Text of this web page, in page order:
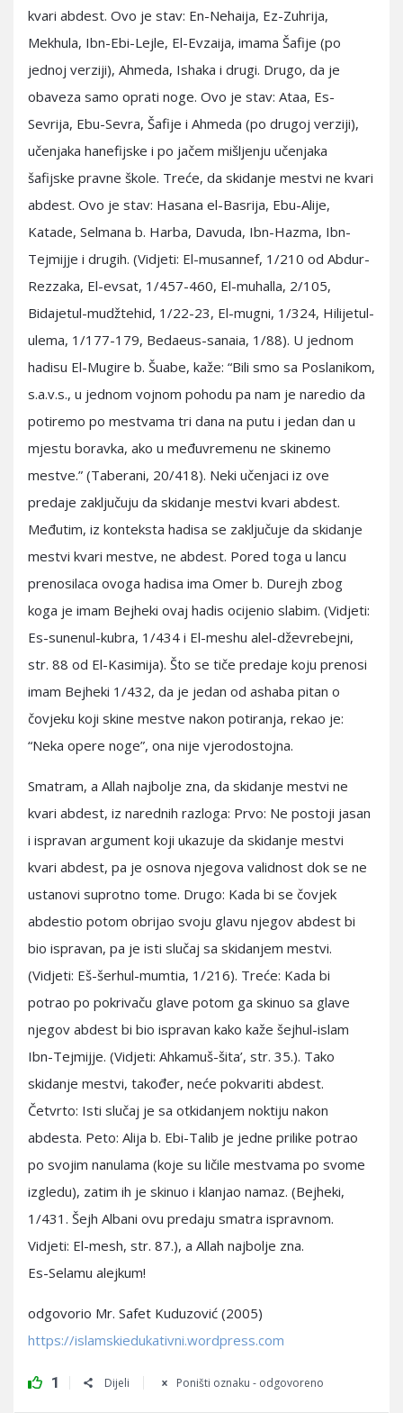
kvari abdest. Ovo je stav: En-Nehaija, Ez-Zuhrija,
Mekhula, Ibn-Ebi-Lejle, El-Evzaija, imama Šafije (po
jednoj verziji), Ahmeda, Ishaka i drugi. Drugo, da je
obaveza samo oprati noge. Ovo je stav: Ataa, Es-
Sevrija, Ebu-Sevra, Šafije i Ahmeda (po drugoj verziji),
učenjaka hanefijske i po jačem mišljenju učenjaka
šafijske pravne škole. Treće, da skidanje mestvi ne kvari
abdest. Ovo je stav: Hasana el-Basrija, Ebu-Alije,
Katade, Selmana b. Harba, Davuda, Ibn-Hazma, Ibn-
Tejmijje i drugih. (Vidjeti: El-musannef, 1/210 od Abdur-
Rezzaka, El-evsat, 1/457-460, El-muhalla, 2/105,
Bidajetul-mudžtehid, 1/22-23, El-mugni, 1/324, Hilijetul-
ulema, 1/177-179, Bedaeus-sanaia, 1/88). U jednom
hadisu El-Mugire b. Šuabe, kaže: “Bili smo sa Poslanikom,
s.a.v.s., u jednom vojnom pohodu pa nam je naredio da
potiremo po mestvama tri dana na putu i jedan dan u
mjestu boravka, ako u međuvremenu ne skinemo
mestve.” (Taberani, 20/418). Neki učenjaci iz ove
predaje zaključuju da skidanje mestvi kvari abdest.
Međutim, iz konteksta hadisa se zaključuje da skidanje
mestvi kvari mestve, ne abdest. Pored toga u lancu
prenosilaca ovoga hadisa ima Omer b. Durejh zbog
koga je imam Bejheki ovaj hadis ocijenio slabim. (Vidjeti:
Es-sunenul-kubra, 1/434 i El-meshu alel-dževrebejni,
str. 88 od El-Kasimija). Što se tiče predaje koju prenosi
imam Bejheki 1/432, da je jedan od ashaba pitan o
čovjeku koji skine mestve nakon potiranja, rekao je:
“Neka opere noge”, ona nije vjerodostojna.
Smatram, a Allah najbolje zna, da skidanje mestvi ne
kvari abdest, iz narednih razloga: Prvo: Ne postoji jasan
i ispravan argument koji ukazuje da skidanje mestvi
kvari abdest, pa je osnova njegova validnost dok se ne
ustanovi suprotno tome. Drugo: Kada bi se čovjek
abdestio potom obrijao svoju glavu njegov abdest bi
bio ispravan, pa je isti slučaj sa skidanjem mestvi.
(Vidjeti: Eš-šerhul-mumtia, 1/216). Treće: Kada bi
potrao po pokrivaču glave potom ga skinuo sa glave
njegov abdest bi bio ispravan kako kaže šejhul-islam
Ibn-Tejmijje. (Vidjeti: Ahkamuš-šita’, str. 35.). Tako
skidanje mestvi, također, neće pokvariti abdest.
Četvrto: Isti slučaj je sa otkidanjem noktiju nakon
abdesta. Peto: Alija b. Ebi-Talib je jedne prilike potrao
po svojim nanulama (koje su ličile mestvama po svome
izgledu), zatim ih je skinuo i klanjao namaz. (Bejheki,
1/431. Šejh Albani ovu predaju smatra ispravnom.
Vidjeti: El-mesh, str. 87.), a Allah najbolje zna.
Es-Selamu alejkum!
odgovorio Mr. Safet Kuduzović (2005)
https://islamskiedukativni.wordpress.com
1 Dijeli Poništi oznaku - odgovoreno